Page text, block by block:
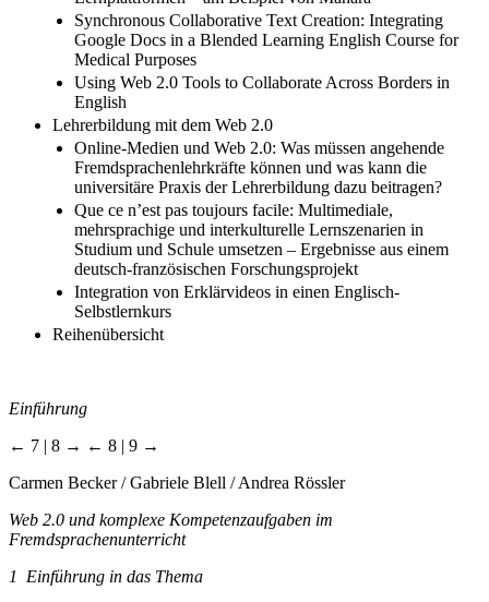
Synchronous Collaborative Text Creation: Integrating
Google Docs in a Blended Learning English Course for
Medical Purposes
Using Web 2.0 Tools to Collaborate Across Borders in
English
Lehrerbildung mit dem Web 2.0
Online-Medien und Web 2.0: Was müssen angehende
Fremdsprachenlehrkräfte können und was kann die
universitäre Praxis der Lehrerbildung dazu beitragen?
Que ce n’est pas toujours facile: Multimediale,
mehrsprachige und interkulturelle Lernszenarien in
Studium und Schule umsetzen – Ergebnisse aus einem
deutsch-französischen Forschungsprojekt
Integration von Erklärvideos in einen Englisch-
Selbstlernkurs
Reihenübersicht
Einführung
← 7 | 8 → ← 8 | 9 →
Carmen Becker / Gabriele Blell / Andrea Rössler
Web 2.0 und komplexe Kompetenzaufgaben im
Fremdsprachenunterricht
1
Einführung in das Thema